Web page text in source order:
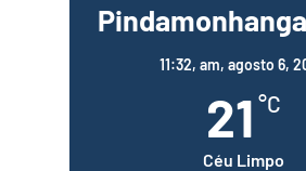
11:32, am, agosto 6,
21 °C
Céu Limpo